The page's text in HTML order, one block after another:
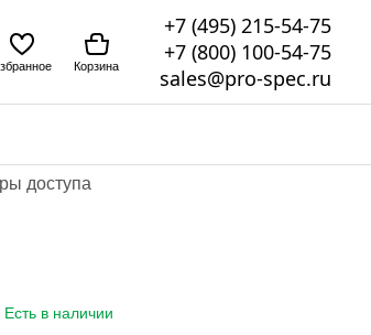
Корзина
+7 (495) 215-54-75
+7 (800) 100-54-75
sales@pro-spec.ru
доступа
Есть в наличии